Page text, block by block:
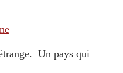
Un pays qui